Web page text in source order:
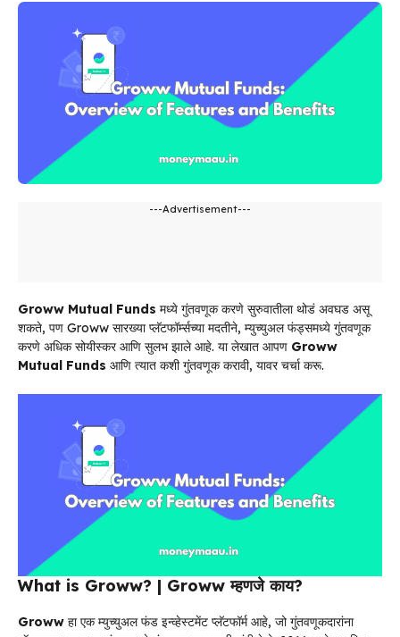
---Advertisement---
Groww Mutual Funds मध्ये गुंतवणूक करणे सुरुवातीला थोडं अवघड असू
शकते, पण Groww सारख्या प्लॅटफॉर्म्सच्या मदतीने, म्युच्युअल फंड्समध्ये गुंतवणूक
करणे अधिक सोयीस्कर आणि सुलभ झाले आहे. या लेखात आपण Groww
Mutual Funds आणि त्यात कशी गुंतवणूक करावी, यावर चर्चा करू.
What is Groww? | Groww म्हणजे काय?
Groww हा एक म्युच्युअल फंड इन्व्हेस्टमेंट प्लॅटफॉर्म आहे, जो गुंतवणूकदारांना